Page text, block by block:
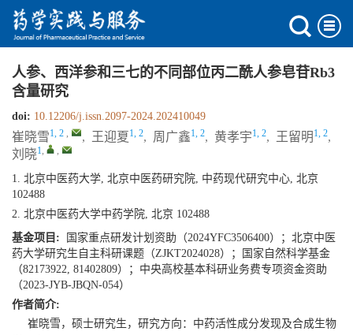
人参、西洋参和三七的不同部位丙二酰人参皂苷Rb3
含量研究
doi: 10.12206/j.issn.2097-2024.202410049
崔晓雪1, 2 , , 王迎夏 1, 2, 周广鑫1, 2, 黄孝宇1, 2, 王留明 1, 2,
刘晓1, ,
1. 北京中医药大学, 北京中医药研究院, 中药现代研究中心, 北京
102488
2. 北京中医药大学中药学院, 北京 102488
基金项目: 国家重点研发计划资助（2024YFC3506400）；北京中医
药大学研究生自主科研课题（ZJKT2024028）；国家自然科学基金
（82173922, 81402809）；中央高校基本科研业务费专项资金资助
（2023-JYB-JBQN-054）
作者简介:
崔晓雪，硕士研究生，研究方向：中药活性成分发现及合成生物